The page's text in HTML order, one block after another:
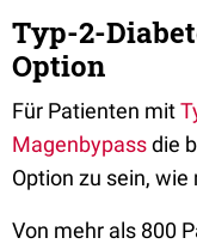
Typ-2-
Option
Für Patienten mit
Magenbypassdie
Option zu sein,
Von mehr als 800